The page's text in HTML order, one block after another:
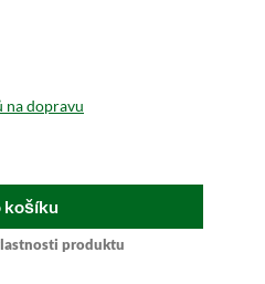
na dopravu
košíku
produktu